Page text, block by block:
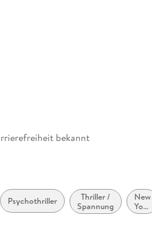
bekannt
Psychothriller
Thriller /
Spannung
New
York
City